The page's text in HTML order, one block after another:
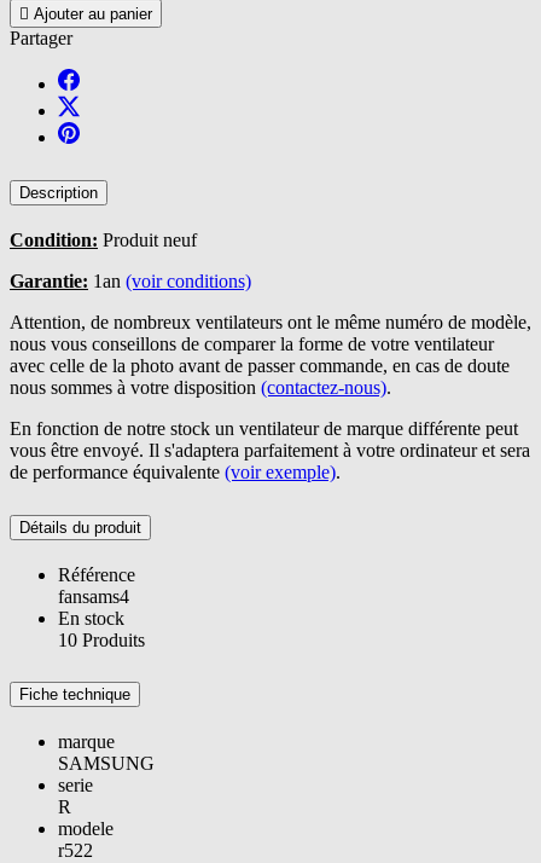
 Ajouter au panier
Partager
Description
Condition: Produit neuf
Garantie: 1an (voir conditions)
Attention, de nombreux ventilateurs ont le même numéro de modèle,
nous vous conseillons de comparer la forme de votre ventilateur
avec celle de la photo avant de passer commande, en cas de doute
nous sommes à votre disposition (contactez-nous).
En fonction de notre stock un ventilateur de marque différente peut
vous être envoyé. Il s'adaptera parfaitement à votre ordinateur et sera
de performance équivalente (voir exemple).
Détails du produit
Référence
fansams4
En stock
10 Produits
Fiche technique
marque
SAMSUNG
serie
R
modele
r522